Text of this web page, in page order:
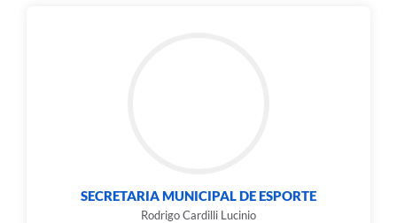
SECRETARIA MUNICIPAL DE ESPORTE
Rodrigo Cardilli Lucinio